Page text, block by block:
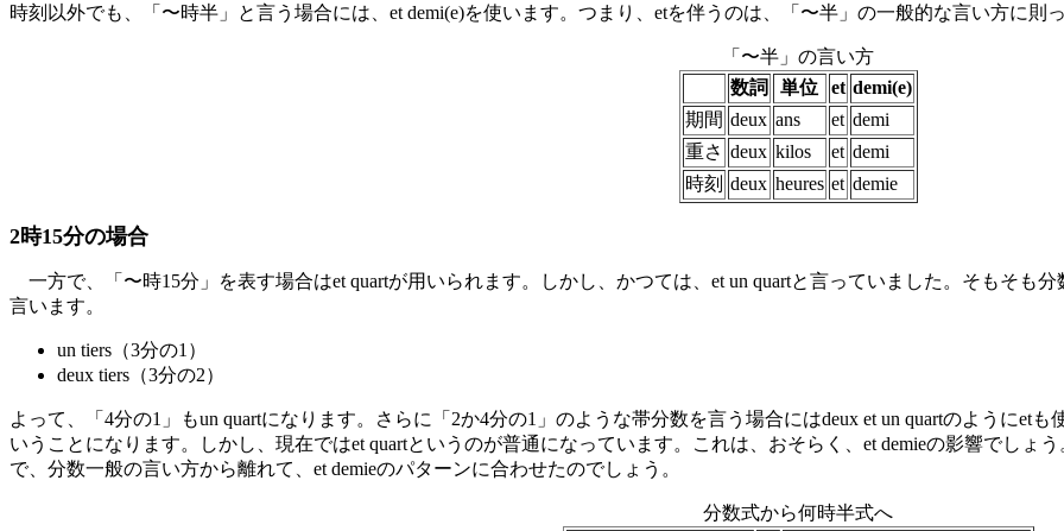
時刻以外でも、「〜時半」と言う場合には、et demi(e)を使います。つまり、etを伴うのは、「〜半」の一般的な言い方に則
「〜半」の言い方
数詞
単位 et demi(e)
期間 deux ans et demi
重さ deux kilos et demi
時刻 deux heures et demie
2時15分の場合
一方で、「〜時15分」を表す場合はet quartが用いられます。しかし、かつては、et un quartと言っていました。そもそも
言います。
un tiers（3分の1）
deux tiers（3分の2）
よって、「4分の1」もun quartになります。さらに「2か4分の1」のような帯分数を言う場合にはdeux et un quartのようにet
いうことになります。しかし、現在ではet quartというのが普通になっています。これは、おそらく、et demieの影響でしょ
で、分数一般の言い方から離れて、et demieのパターンに合わせたのでしょう。
分数式から何時半式へ